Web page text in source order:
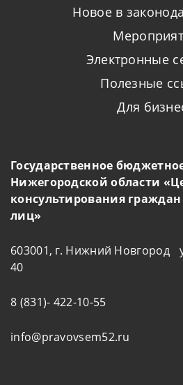
Новое в
Электронные
Полезные
Для
Государственное
Нижегородской области
консультирования
лиц»
603001, г. Нижний Новгород
40
8 (831)- 422-10-55
info@pravovsem52.ru